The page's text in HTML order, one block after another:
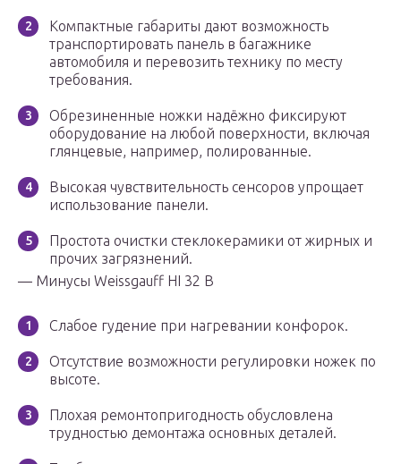
Компактные габариты дают возможность
транспортировать панель в багажнике
автомобиля и перевозить технику по месту
требования.
Обрезиненные ножки надёжно фиксируют
оборудование на любой поверхности, включая
глянцевые, например, полированные.
Высокая чувствительность сенсоров упрощает
использование панели.
Простота очистки стеклокерамики от жирных и
прочих загрязнений.
— Минусы Weissgauff HI 32 B
Слабое гудение при нагревании конфорок.
Отсутствие возможности регулировки ножек по
высоте.
Плохая ремонтопригодность обусловлена
трудностью демонтажа основных деталей.